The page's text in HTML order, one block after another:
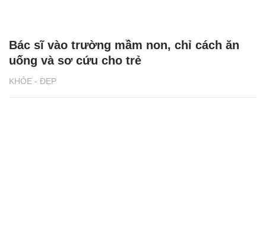
KHỎE - ĐẸP
Bác sĩ vào trường mầm non, chỉ cách ăn
uống và sơ cứu cho trẻ